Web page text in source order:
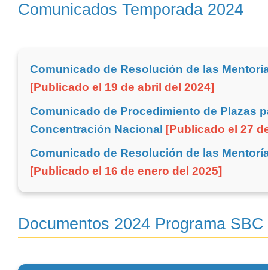
Comunicados Temporada 2024
Comunicado de Resolución de las
[Publicado el 19 de abril del 2024]
Comunicado de Procedimiento de Plazas
Concentración Nacional
[Publicado el 27
Comunicado de Resolución de las
[Publicado el 16 de enero del 2025]
Documentos 2024 Programa SBC